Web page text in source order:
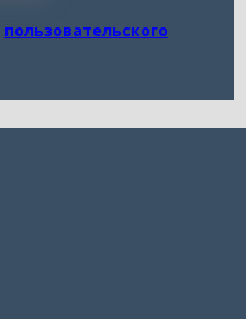
пользовательского